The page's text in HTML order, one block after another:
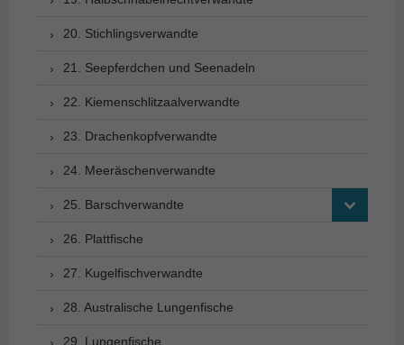
20. Stichlingsverwandte
21. Seepferdchen und Seenadeln
22. Kiemenschlitzaalverwandte
23. Drachenkopfverwandte
24. Meeräschenverwandte
25. Barschverwandte
26. Plattfische
27. Kugelfischverwandte
28. Australische Lungenfische
29. Lungenfische